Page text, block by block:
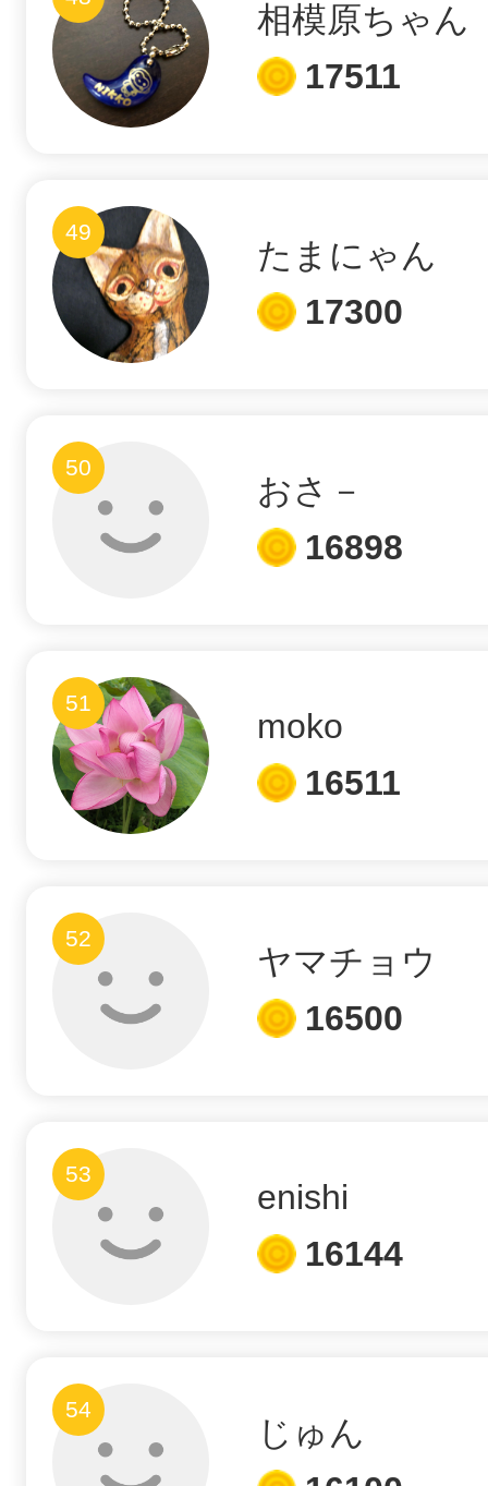
相模原ちゃん
17511
49
たまにゃん
17300
50
おさ－
16898
51
moko
16511
52
ヤマチョウ
16500
53
enishi
16144
54
じゅん